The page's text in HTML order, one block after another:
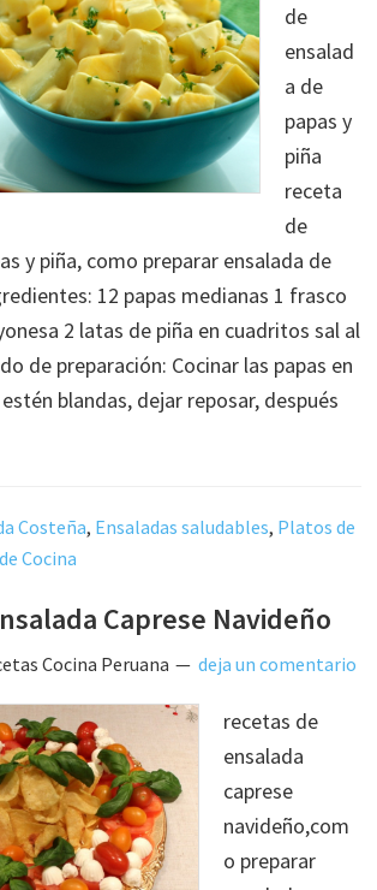
de
ensalad
a de
papas y
piña
receta
de
y piña, como preparar ensalada de
12 papas medianas 1 frasco
2 latas de piña en cuadritos sal al
de preparación: Cocinar las papas en
blandas, dejar reposar, después
Costeña, Ensaladas saludables, Platos de
Cocina
Caprese Navideño
Cocina Peruana deja un comentario
recetas de
ensalada
caprese
navideño,com
o preparar